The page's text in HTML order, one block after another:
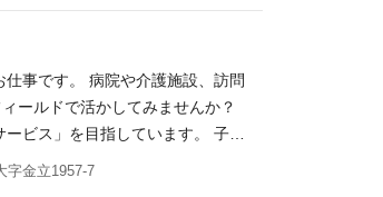
長期休暇中の支援を行いま
特性に合わせた支援・指導を行
りがいのある仕事です。 必須条
待ちしています！ ・児童指導
長に喜びを感じたい方 ・保護
興味がある方
これからの時代に必要な力を育
クのある方も、先輩職員が業務
職を含めてチームで共有しなが
迎！／ 「どんな雰囲気なんだろ
にもできるか見てみたい」 そん
れなどを見てから応募を検討い
せ、これからの時代に必要な
やブランクのある方も、先輩職員
練習の機会を設けるため、いき
や専門職を含めてチームで共有
大歓迎！／ 「どんな雰囲気な
自分にもできるか見てみた
サポート ・外出レクリエーショ
を活かせます】 理学療法士とし
を伝える支援 ・日常生活動作の
いきます。 身体機能の向上だ
仕事の魅力です。 【児童福祉分
ご活躍いただけます。 当法人で
事です。 病院や介護施設、訪問
ールドで活かしてみませんか？
ビス」を目指しています。 子育
ており、週2日～（扶養内勤務）
発達支援 ・日常生活動作（食
字金立1957-7